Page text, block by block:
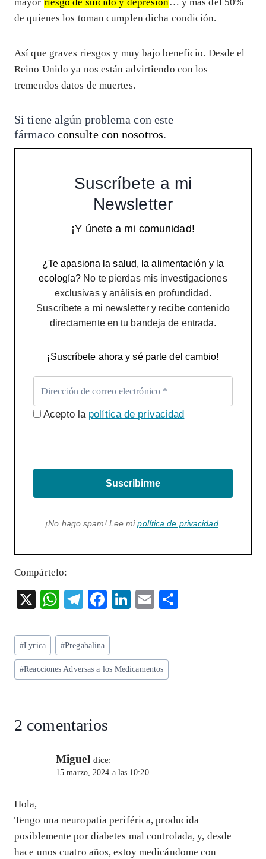
de quienes los toman cumplen dicha condición.
Así que graves riesgos y muy bajo beneficio. Desde el
Reino Unido ya nos están advirtiendo con los
tremendos datos de muertes.
Si tiene algún problema con este
fármaco consulte con nosotros.
Suscríbete a mi
Newsletter
¡Y únete a mi comunidad!
¿Te apasiona la salud, la alimentación y la
ecología? No te pierdas mis investigaciones
exclusivas y análisis en profundidad.
Suscríbete a mi newsletter y recibe contenido
directamente en tu bandeja de entrada.
¡Suscríbete ahora y sé parte del cambio!
Acepto la política de privacidad
Suscribirme
¡No hago spam! Lee mipolítica de privacidad.
Compártelo:
X
W
ts
A
p
T
eg
ra
m
F
eb
o
o
Li
dI
n
E
l
Etiquetas
de
la
#Lyrica #Pregabalina
#Reacciones Adversas a los Medicamentos
2 comentarios
Miguel dice:
15 marzo, 2024 a las 10:20
Hola,
Tengo una neuropatia periférica, producida
posiblemente por diabetes mal controlada, y, desde
hace unos cuatro años, estoy medicándome con